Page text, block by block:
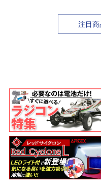
注目